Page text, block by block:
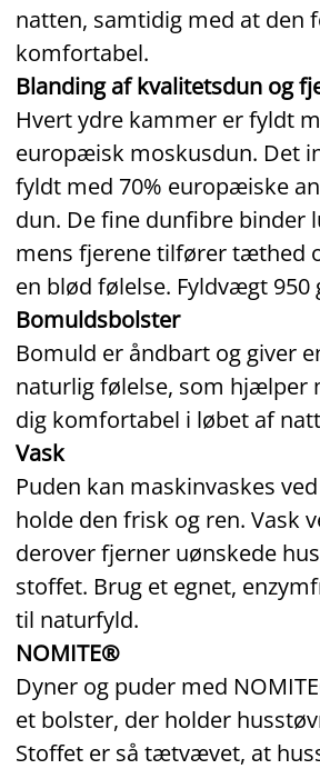
natten, samtidig med at den
komfortabel.
Blanding af kvalitetsdun og
Hvert ydre kammer er fyldt
europæisk moskusdun. Det
fyldt med 70% europæiske
dun. De fine dunfibre binder
mens fjerene tilfører tæthed
en blød følelse. Fyldvægt 950
Bomuldsbolster
Bomuld er åndbart og giver
naturlig følelse, som hjælper
dig komfortabel i løbet af
Vask
Puden kan maskinvaskes
holde den frisk og ren. Vask
derover fjerner uønskede
stoffet. Brug et egnet,
til naturfyld.
NOMITE®
Dyner og puder med
et bolster, der holder
Stoffet er så tætvævet, at